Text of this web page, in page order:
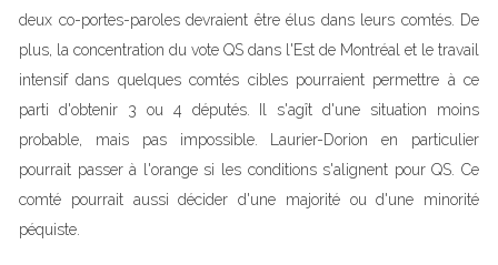
deux co-portes-paroles devraient être élus dans leurs comtés. De
plus, la concentration du vote QS dans l'Est de Montréal et le travail
intensif dans quelques comtés cibles pourraient permettre à ce
parti d'obtenir 3 ou 4 députés. Il s'agît d'une situation moins
probable, mais pas impossible. Laurier-Dorion en particulier
pourrait passer à l'orange si les conditions s'alignent pour QS. Ce
comté pourrait aussi décider d'une majorité ou d'une minorité
péquiste.